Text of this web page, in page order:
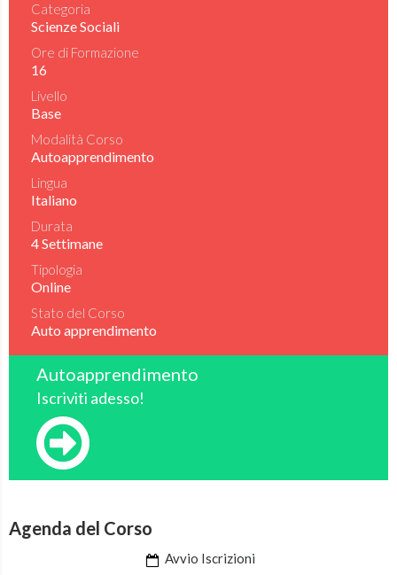
Categoria
Scienze Sociali
Ore di Formazione
16
Livello
Base
Modalità Corso
Autoapprendimento
Lingua
Italiano
Durata
4 Settimane
Tipologia
Online
Stato del Corso
Auto apprendimento
Autoapprendimento
Iscriviti adesso!
Agenda del Corso
Avvio Iscrizioni